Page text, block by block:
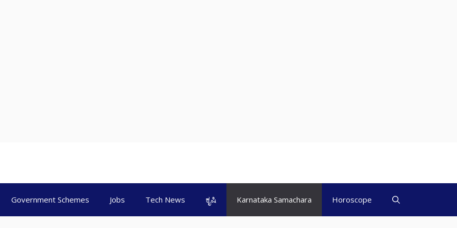
Government Schemes Jobs Tech News ಕೃಷಿ Karnataka Samachara Horoscope